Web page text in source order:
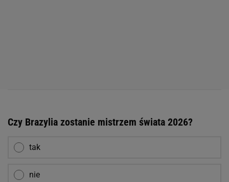
Czy Brazylia zostanie mistrzem świata 2026?
tak
nie